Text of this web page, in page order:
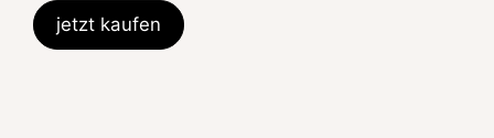
jetzt kaufen